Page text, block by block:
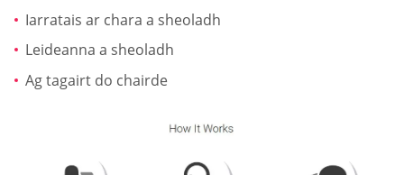
Iarratais ar chara a sheoladh
Leideanna a sheoladh
Ag tagairt do chairde